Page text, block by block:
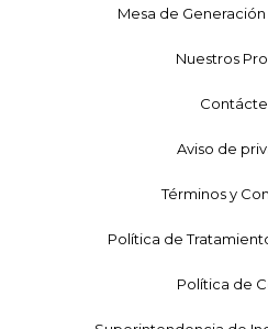
Mesa de
Nuestros
Aviso de
Términos y
Política de
Política de